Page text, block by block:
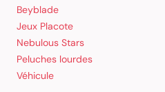
Beyblade
Jeux Placote
Nebulous Stars
Peluches lourdes
Véhicule